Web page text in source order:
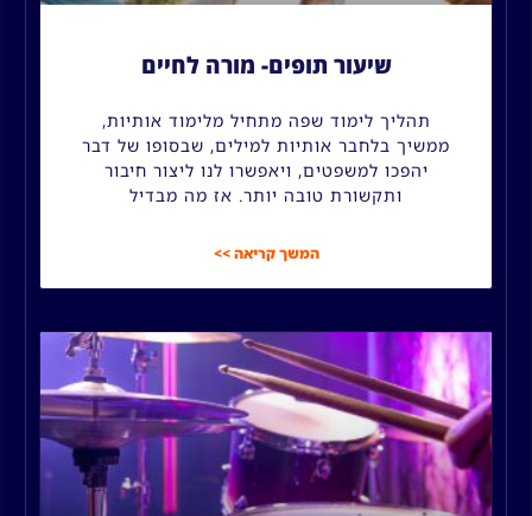
שיעור תופים- מורה לחיים
תהליך לימוד שפה מתחיל מלימוד אותיות,
ממשיך בלחבר אותיות למילים, שבסופו של דבר
יהפכו למשפטים, ויאפשרו לנו ליצור חיבור
ותקשורת טובה יותר. אז מה מבדיל
המשך קריאה >>